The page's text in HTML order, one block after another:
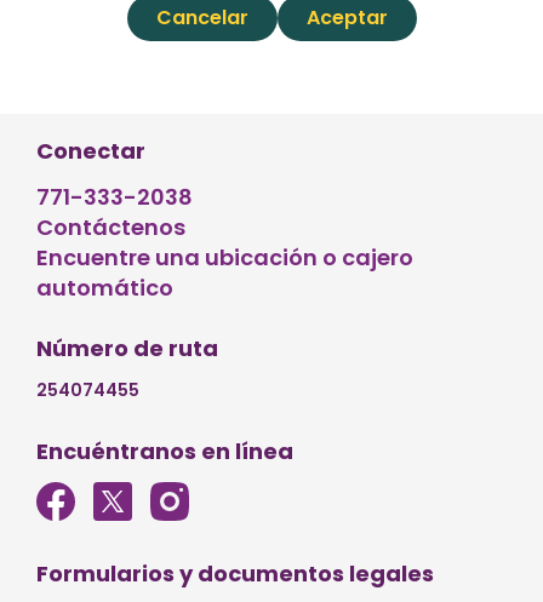
Cancelar Aceptar
Conectar
771-333-2038
Contáctenos
Encuentre una ubicación o cajero
automático
Número de ruta
254074455
Encuéntranos en línea
Formularios y documentos legales